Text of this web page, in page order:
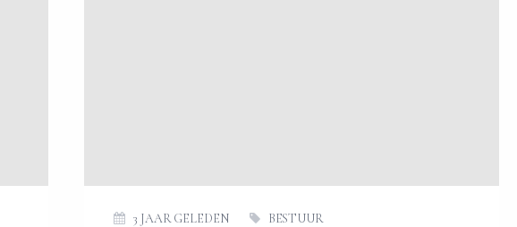
3 JAAR GELEDEN BESTUUR